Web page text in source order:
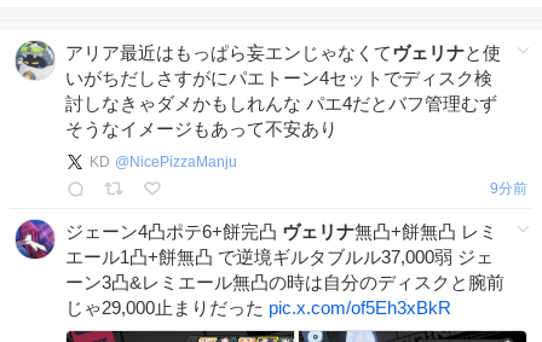
アリア最近はもっぱら妄エンじゃなくてヴェリナと使
いがちだしさすがにパエトーン4セットでディスク検
討しなきゃダメかもしれんな パエ4だとバフ管理むず
そうなイメージもあって不安あり
KD @ NicePizzaManju
9分前
ジェーン4凸ポテ6+餅完凸 ヴェリナ無凸+餅無凸 レミ
エール1凸+餅無凸 で逆境ギルタブルル37,000弱 ジェ
ーン3凸&レミエール無凸の時は自分のディスクと腕前
じゃ29,000止まりだった pic.x.com/of5Eh3xBkR